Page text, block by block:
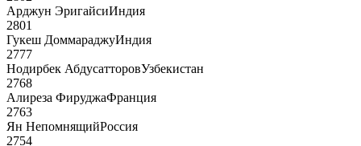
Арджун ЭригайсиИндия
2801
Гукеш ДоммараджуИндия
2777
Нодирбек АбдусатторовУзбекистан
2768
Алиреза ФируджаФранция
2763
Ян НепомнящийРоссия
2754